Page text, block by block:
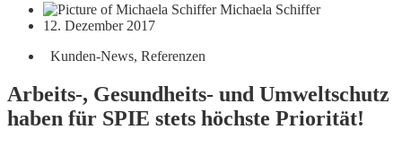
Michaela Schiffer
12. Dezember 2017
Kunden-News, Referenzen
Arbeits-, Gesundheits- und Umweltschutz
haben für SPIE stets höchste Priorität!